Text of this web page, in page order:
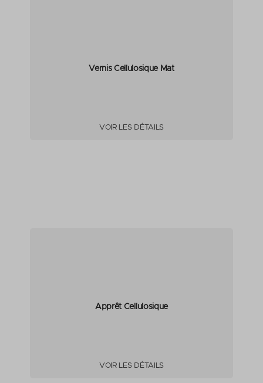
Vernis Cellulosique Mat
VOIR LES DÉTAILS
Apprêt Cellulosique
VOIR LES DÉTAILS